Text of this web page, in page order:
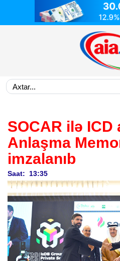
SOCAR ilə ICD
Anlaşma
imzalanıb
Saat: 13:35